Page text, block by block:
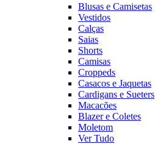
Blusas e Camisetas
Vestidos
Calças
Saias
Shorts
Camisas
Croppeds
Casacos e Jaquetas
Cardigans e Sueters
Macacões
Blazer e Coletes
Moletom
Ver Tudo